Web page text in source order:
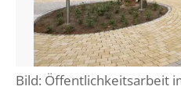
Bild: Öffentlichkeitsarbeit
Klimaschutzgesetz
Kunstreferat
NKVK